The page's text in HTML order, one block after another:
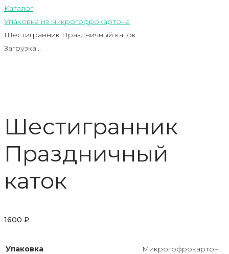
Каталог
Упаковка из микрогофрокартона
Шестигранник Праздничный каток
Загрузка...
Шестигранник
Праздничный
каток
1600 ₽
Упаковка Микрогофрокартон